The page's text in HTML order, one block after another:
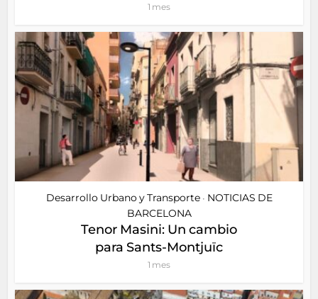
1 mes
Desarrollo Urbano y Transporte • NOTICIAS DE
BARCELONA
Tenor Masini: Un cambio
para Sants-Montjuïc
1 mes